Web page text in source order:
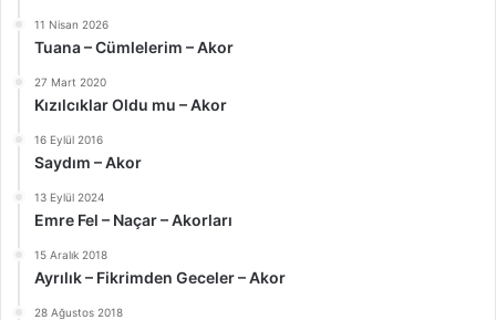
11 Nisan 2026
Tuana – Cümlelerim – Akor
27 Mart 2020
Kızılcıklar Oldu mu – Akor
16 Eylül 2016
Saydım – Akor
13 Eylül 2024
Emre Fel – Naçar – Akorları
15 Aralık 2018
Ayrılık – Fikrimden Geceler – Akor
28 Ağustos 2018